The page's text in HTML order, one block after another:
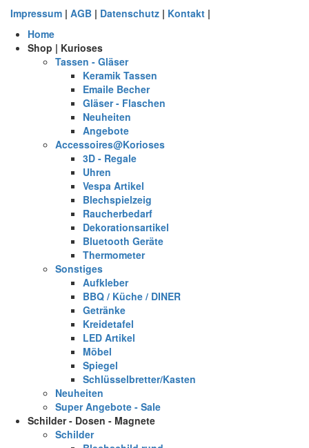
Impressum | AGB | Datenschutz | Kontakt |
Home
Shop | Kurioses
Tassen - Gläser
Keramik Tassen
Emaile Becher
Gläser - Flaschen
Neuheiten
Angebote
Accessoires@Korioses
3D - Regale
Uhren
Vespa Artikel
Blechspielzeig
Raucherbedarf
Dekorationsartikel
Bluetooth Geräte
Thermometer
Sonstiges
Aufkleber
BBQ / Küche / DINER
Getränke
Kreidetafel
LED Artikel
Möbel
Spiegel
Schlüsselbretter/Kasten
Neuheiten
Super Angebote - Sale
Schilder - Dosen - Magnete
Schilder